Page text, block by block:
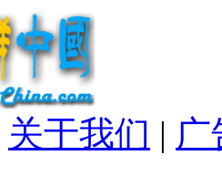
关于我们 | 广